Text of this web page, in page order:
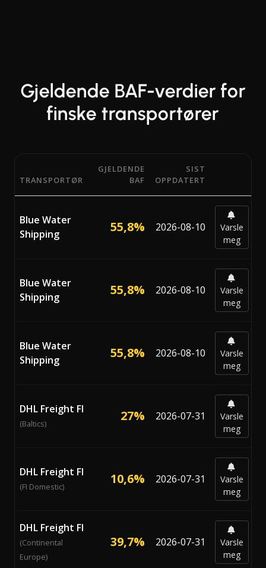
Gjeldende BAF-verdier for
finske transportører
Gjeldende BAF-prosenter (Bunker Adjustment
TRANSPORTØR
GJELDENDE
BAF
SIST
OPPDATERT
Blue Water
Shipping
55,8% 2026-08-10
Varsle
meg
Blue Water
Shipping
55,8% 2026-08-10
Varsle
meg
Blue Water
Shipping
55,8% 2026-08-10
Varsle
meg
DHL Freight FI
(Baltics) 27% 2026-07-31
Varsle
meg
DHL Freight FI
(FI Domestic) 10,6% 2026-07-31
Varsle
meg
DHL Freight FI
(Continental
Europe)
39,7% 2026-07-31
Varsle
meg